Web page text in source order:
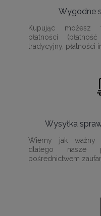
Wygodne
Kupując możesz
płatności
tradycyjny, płatności
Wysyłka
Wiemy jak ważny
dlatego nasze
pośrednictwem